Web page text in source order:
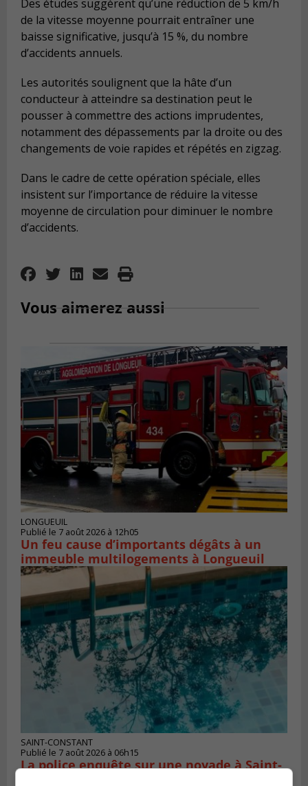
Des études suggèrent qu’une réduction de 5 km/h
de la vitesse moyenne pourrait entraîner une
baisse significative, jusqu’à 15 %, du nombre
d’accidents annuels.
Les autorités soulignent que la hâte d’un
conducteur à atteindre sa destination peut le
pousser à commettre des actions imprudentes,
notamment des dépassements par la droite ou des
changements de voie rapides et répétés en zigzag.
Dans le cadre de cette opération spéciale, elles
insistent sur l’importance de réduire la vitesse
moyenne de circulation pour diminuer le nombre
d’accidents.
Vous aimerez aussi
LONGUEUIL
Publié le 7 août 2026 à 12h05
Un feu cause d’importants dégâts à un
immeuble multilogements à Longueuil
SAINT-CONSTANT
Publié le 7 août 2026 à 06h15
La police enquête sur une noyade à Saint-